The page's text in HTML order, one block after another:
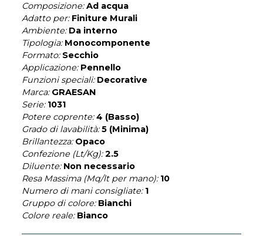
Composizione: Ad acqua
Adatto per: Finiture Murali
Ambiente: Da interno
Tipologia: Monocomponente
Formato: Secchio
Applicazione: Pennello
Funzioni speciali: Decorative
Marca: GRAESAN
Serie: 1031
Potere coprente: 4 (Basso)
Grado di lavabilità: 5 (Minima)
Brillantezza: Opaco
Confezione (Lt/Kg): 2.5
Diluente: Non necessario
Resa Massima (Mq/lt per mano): 10
Numero di mani consigliate: 1
Gruppo di colore: Bianchi
Colore reale: Bianco